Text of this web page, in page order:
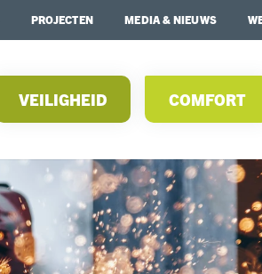
PROJECTEN MEDIA & NIEUWS
VEILIGHEID COMFORT